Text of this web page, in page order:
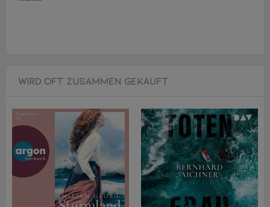
WIRD OFT ZUSAMMEN GEKAUFT